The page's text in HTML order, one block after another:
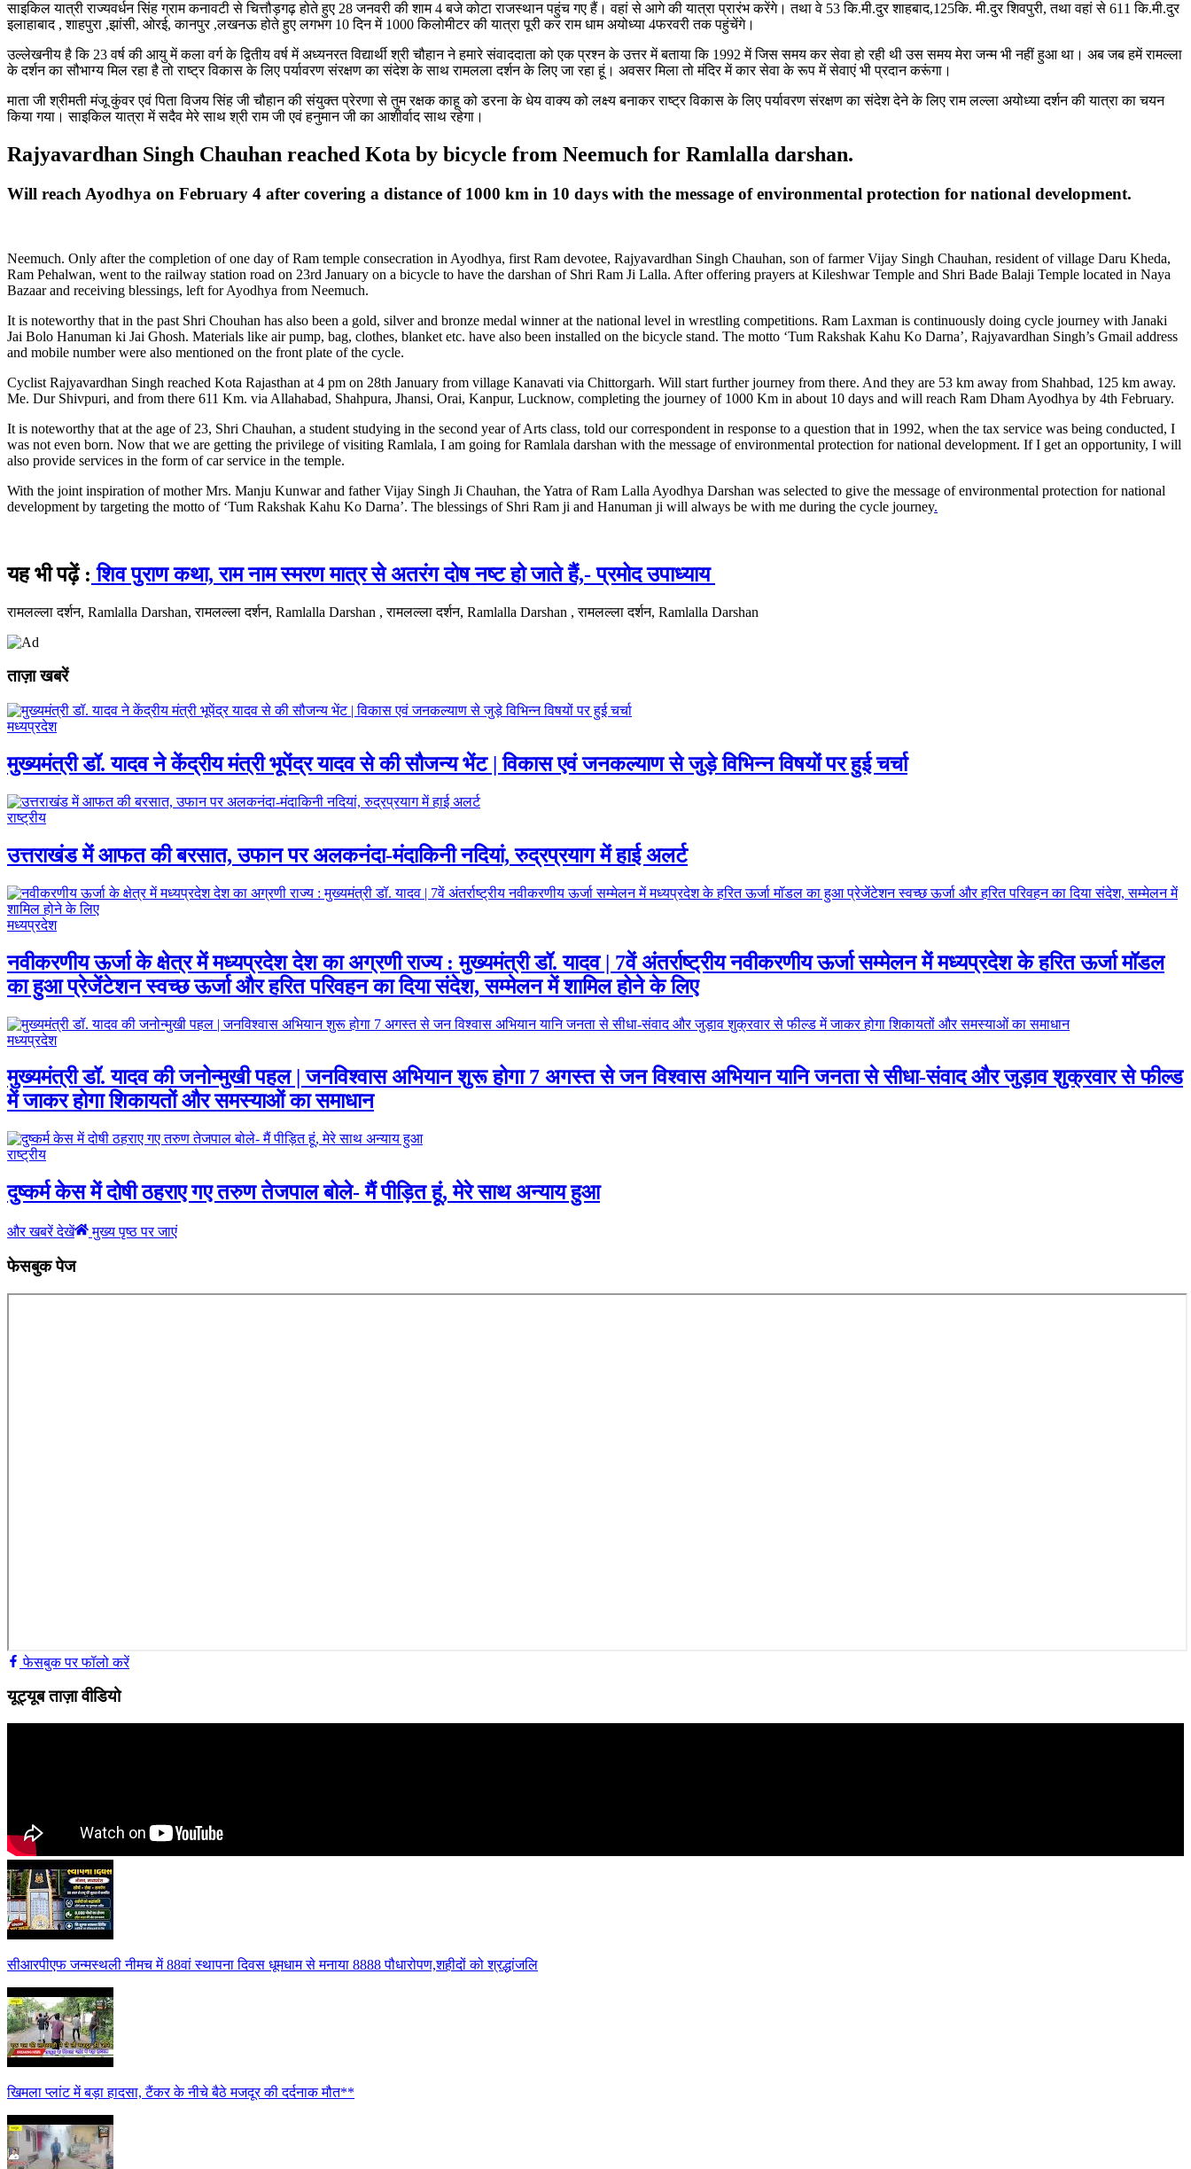
साइकिल यात्री राज्यवर्धन सिंह ग्राम कनावटी से चित्तौड़गढ़ होते हुए 28 जनवरी की शाम 4 बजे कोटा राजस्थान पहुंच गए हैं। वहां से आगे की यात्रा प्रारंभ करेंगे। तथा वे 53 कि.मी.दुर शाहबाद,125कि. मी.दुर शिवपुरी, तथा वहां से 611 कि.मी.दुर
इलाहाबाद , शाहपुरा ,झांसी, ओरई, कानपुर ,लखनऊ होते हुए लगभग 10 दिन में 1000 किलोमीटर की यात्रा पूरी कर राम धाम अयोध्या 4फरवरी तक पहुंचेंगे।
उल्लेखनीय है कि 23 वर्ष की आयु में कला वर्ग के द्वितीय वर्ष में अध्यनरत विद्यार्थी श्री चौहान ने हमारे संवाददाता को एक प्रश्न के उत्तर में बताया कि 1992 में जिस समय कर सेवा हो रही थी उस समय मेरा जन्म भी नहीं हुआ था। अब जब हमें रामल्ला
के दर्शन का सौभाग्य मिल रहा है तो राष्ट्र विकास के लिए पर्यावरण संरक्षण का संदेश के साथ रामलला दर्शन के लिए जा रहा हूं। अवसर मिला तो मंदिर में कार सेवा के रूप में सेवाएं भी प्रदान करूंगा।
माता जी श्रीमती मंजू कुंवर एवं पिता विजय सिंह जी चौहान की संयुक्त प्रेरणा से तुम रक्षक काहू को डरना के धेय वाक्य को लक्ष्य बनाकर राष्ट्र विकास के लिए पर्यावरण संरक्षण का संदेश देने के लिए राम लल्ला अयोध्या दर्शन की यात्रा का चयन
किया गया। साइकिल यात्रा में सदैव मेरे साथ श्री राम जी एवं हनुमान जी का आशीर्वाद साथ रहेगा।
Rajyavardhan Singh Chauhan reached Kota by bicycle from Neemuch for Ramlalla darshan.
Will reach Ayodhya on February 4 after covering a distance of 1000 km in 10 days with the message of environmental protection for national development.
Neemuch. Only after the completion of one day of Ram temple consecration in Ayodhya, first Ram devotee, Rajyavardhan Singh Chauhan, son of farmer Vijay Singh Chauhan, resident of village Daru Kheda,
Ram Pehalwan, went to the railway station road on 23rd January on a bicycle to have the darshan of Shri Ram Ji Lalla. After offering prayers at Kileshwar Temple and Shri Bade Balaji Temple located in Naya
Bazaar and receiving blessings, left for Ayodhya from Neemuch.
It is noteworthy that in the past Shri Chouhan has also been a gold, silver and bronze medal winner at the national level in wrestling competitions. Ram Laxman is continuously doing cycle journey with Janaki
Jai Bolo Hanuman ki Jai Ghosh. Materials like air pump, bag, clothes, blanket etc. have also been installed on the bicycle stand. The motto ‘Tum Rakshak Kahu Ko Darna’, Rajyavardhan Singh’s Gmail address
and mobile number were also mentioned on the front plate of the cycle.
Cyclist Rajyavardhan Singh reached Kota Rajasthan at 4 pm on 28th January from village Kanavati via Chittorgarh. Will start further journey from there. And they are 53 km away from Shahbad, 125 km away.
Me. Dur Shivpuri, and from there 611 Km. via Allahabad, Shahpura, Jhansi, Orai, Kanpur, Lucknow, completing the journey of 1000 Km in about 10 days and will reach Ram Dham Ayodhya by 4th February.
It is noteworthy that at the age of 23, Shri Chauhan, a student studying in the second year of Arts class, told our correspondent in response to a question that in 1992, when the tax service was being conducted, I
was not even born. Now that we are getting the privilege of visiting Ramlala, I am going for Ramlala darshan with the message of environmental protection for national development. If I get an opportunity, I will
also provide services in the form of car service in the temple.
With the joint inspiration of mother Mrs. Manju Kunwar and father Vijay Singh Ji Chauhan, the Yatra of Ram Lalla Ayodhya Darshan was selected to give the message of environmental protection for national
development by targeting the motto of ‘Tum Rakshak Kahu Ko Darna’. The blessings of Shri Ram ji and Hanuman ji will always be with me during the cycle journey.
यह भी पढ़ें : शिव पुराण कथा, राम नाम स्मरण मात्र से अतरंग दोष नष्ट हो जाते हैं,- प्रमोद उपाध्याय
रामलल्ला दर्शन, Ramlalla Darshan, रामलल्ला दर्शन, Ramlalla Darshan , रामलल्ला दर्शन, Ramlalla Darshan , रामलल्ला दर्शन, Ramlalla Darshan
ताज़ा खबरें
मध्यप्रदेश
मुख्यमंत्री डॉ. यादव ने केंद्रीय मंत्री भूपेंद्र यादव से की सौजन्य भेंट | विकास एवं जनकल्याण से जुड़े विभिन्न विषयों पर हुई चर्चा
राष्ट्रीय
उत्तराखंड में आफत की बरसात, उफान पर अलकनंदा-मंदाकिनी नदियां, रुद्रप्रयाग में हाई अलर्ट
मध्यप्रदेश
नवीकरणीय ऊर्जा के क्षेत्र में मध्यप्रदेश देश का अग्रणी राज्य : मुख्यमंत्री डॉ. यादव | 7वें अंतर्राष्ट्रीय नवीकरणीय ऊर्जा सम्मेलन में मध्यप्रदेश के हरित ऊर्जा मॉडल
का हुआ प्रेजेंटेशन स्वच्छ ऊर्जा और हरित परिवहन का दिया संदेश, सम्मेलन में शामिल होने के लिए
मध्यप्रदेश
मुख्यमंत्री डॉ. यादव की जनोन्मुखी पहल | जनविश्वास अभियान शुरू होगा 7 अगस्त से जन विश्वास अभियान यानि जनता से सीधा-संवाद और जुड़ाव शुक्रवार से फील्ड
में जाकर होगा शिकायतों और समस्याओं का समाधान
राष्ट्रीय
दुष्कर्म केस में दोषी ठहराए गए तरुण तेजपाल बोले- मैं पीड़ित हूं, मेरे साथ अन्याय हुआ
और खबरें देखें मुख्य पृष्ठ पर जाएं
फेसबुक पेज
फेसबुक पर फॉलो करें
यूट्यूब ताज़ा वीडियो
सीआरपीएफ जन्मस्थली नीमच में 88वां स्थापना दिवस धूमधाम से मनाया 8888 पौधारोपण,शहीदों को श्रद्धांजलि
खिमला प्लांट में बड़ा हादसा, टैंकर के नीचे बैठे मजदूर की दर्दनाक मौत**